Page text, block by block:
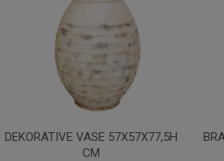
DEKORATIVE VASE 57X57X77,5H
CM